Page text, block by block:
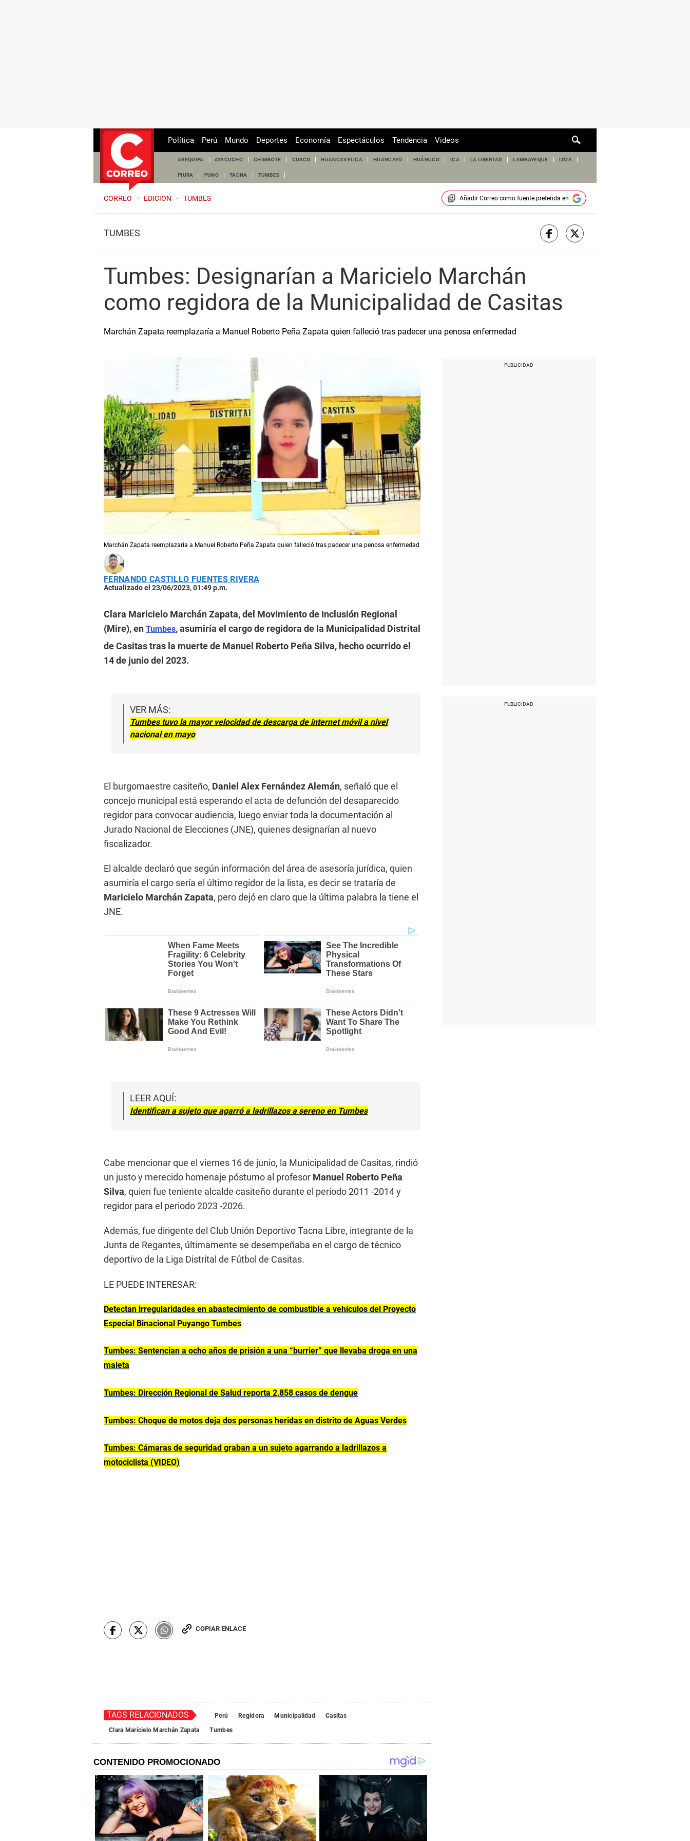
de
Política Perú Mundo Deportes Economía Espectáculos Tendencia Videos
AREQUIPA AYACUCHO CHIMBOTE CUSCO HUANCAVELICA HUANCAYO HUÁNUCO ICA LA LIBERTAD LAMBAYEQUE LIMA
PIURA PUNO TACNA TUMBES
CORREO > EDICION > TUMBES Añadir Correocomo fuente preferida en
TUMBES
Tumbes: Designarían a Maricielo Marchán
como regidora de la Municipalidad de Casitas
Marchán Zapata reemplazaría a Manuel Roberto Peña Zapata quien falleció tras padecer una penosa enfermedad
Marchán Zapata reemplazaría a Manuel Roberto Peña Zapata quien falleció tras padecer una penosa enfermedad
FERNANDO CASTILLO FUENTES RIVERA
Actualizado el 23/06/2023, 01:49 p.m.
Clara Maricielo Marchán Zapata, del Movimiento de Inclusión Regional
(Mire), en Tumbes, asumiría el cargo de regidora de la Municipalidad Distrital
de Casitas tras la muerte de Manuel Roberto Peña Silva, hecho ocurrido el
14 de junio del 2023.
VER MÁS:
Tumbes tuvo la mayor velocidad de descarga de internet móvil a nivel
nacional en mayo
El burgomaestre casiteño, Daniel Alex Fernández Alemán, señaló que el
concejo municipal está esperando el acta de defunción del desaparecido
regidor para convocar audiencia, luego enviar toda la documentación al
Jurado Nacional de Elecciones (JNE), quienes designarían al nuevo
fiscalizador.
El alcalde declaró que según información del área de asesoría jurídica, quien
asumiría el cargo sería el último regidor de la lista, es decir se trataría de
Maricielo Marchán Zapata, pero dejó en claro que la última palabra la tiene el
JNE.
LEER AQUÍ:
Identifican a sujeto que agarró a ladrillazos a sereno en Tumbes
Cabe mencionar que el viernes 16 de junio, la Municipalidad de Casitas, rindió
un justo y merecido homenaje póstumo al profesor Manuel Roberto Peña
Silva, quien fue teniente alcalde casiteño durante el periodo 2011 -2014 y
regidor para el periodo 2023 -2026.
Además, fue dirigente del Club Unión Deportivo Tacna Libre, integrante de la
Junta de Regantes, últimamente se desempeñaba en el cargo de técnico
deportivo de la Liga Distrital de Fútbol de Casitas.
LE PUEDE INTERESAR:
Detectan irregularidades en abastecimiento de combustible a vehículos del Proyecto
Especial Binacional Puyango Tumbes
Tumbes: Sentencian a ocho años de prisión a una “burrier” que llevaba droga en una
maleta
Tumbes: Dirección Regional de Salud reporta 2,858 casos de dengue
Tumbes: Choque de motos deja dos personas heridas en distrito de Aguas Verdes
Tumbes: Cámaras de seguridad graban a un sujeto agarrando a ladrillazos a
motociclista (VIDEO)
COPIAR ENLACE
TAGS RELACIONADOS Perú Regidora Municipalidad
Casitas
Clara Maricielo Marchán Zapata
Tumbes